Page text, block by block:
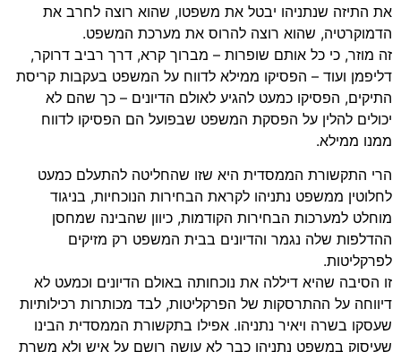
את התיזה שנתניהו יבטל את משפטו, שהוא רוצה לחרב את
הדמוקרטיה, שהוא רוצה להרוס את מערכת המשפט.
זה מוזר, כי כל אותם שופרות – מברוך קרא, דרך רביב דרוקר,
דליפמן ועוד – הפסיקו ממילא לדווח על המשפט בעקבות קריסת
התיקים, הפסיקו כמעט להגיע לאולם הדיונים – כך שהם לא
יכולים להלין על הפסקת המשפט שבפועל הם הפסיקו לדווח
ממנו ממילא.
הרי התקשורת הממסדית היא שזו שהחליטה להתעלם כמעט
לחלוטין ממשפט נתניהו לקראת הבחירות הנוכחיות, בניגוד
מוחלט למערכות הבחירות הקודמות, כיוון שהבינה שמחסן
ההדלפות שלה נגמר והדיונים בבית המשפט רק מזיקים
לפרקליטות.
זו הסיבה שהיא דיללה את נוכחותה באולם הדיונים וכמעט לא
דיווחה על ההתרסקות של הפרקליטות, לבד מכותרות רכילותיות
שעסקו בשרה ויאיר נתניהו. אפילו בתקשורת הממסדית הבינו
שעיסוק במשפט נתניהו כבר לא עושה רושם על איש ולא משרת